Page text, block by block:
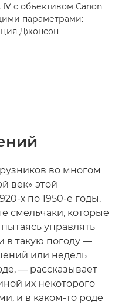
IV с объективом Canon
параметрами:
Джонсон
во многом
век» этой
х по 1950-е годы.
смельчаки, которые
управлять
в такую погоду —
или недель
— рассказывает
их некоторого
и в каком-то роде